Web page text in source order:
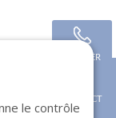
APPELER
CONTACT
le contrôle